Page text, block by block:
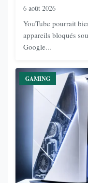
6 août 2026
YouTube pourrait
appareils bloqués
Google...
GAMING